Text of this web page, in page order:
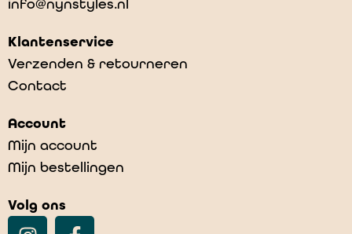
info@nynstyles.nl
Klantenservice
Verzenden & retourneren
Contact
Account
Mijn account
Mijn bestellingen
Volg ons